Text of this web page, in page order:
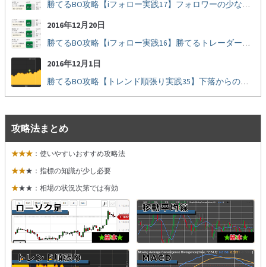
シグナルズ
詐欺・ステマなどBO裏話
ステマに注意！
２ちゃんまとめ風の詐欺サイト
用語集
勝てるBO攻略【iフォロー実践17】フォロワーの少ない人をフォローする
2016年12月20日
勝てるBO攻略【iフォロー実践16】勝てるトレーダーを見抜く
2016年12月1日
勝てるBO攻略【トレンド順張り実践35】下落からの反発を見極める
攻略法まとめ
★★★ ：使いやすいおすすめ攻略法
★★★：指標の知識が少し必要
★★★：相場の状況次第では有効